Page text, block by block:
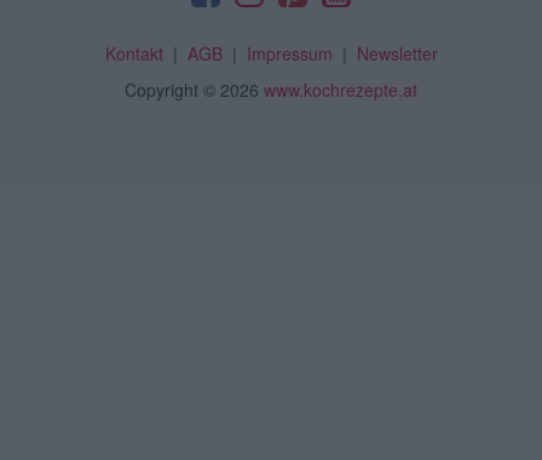
Kontakt| AGB| Impressum | Newsletter
Copyright © 2026 www.kochrezepte.at